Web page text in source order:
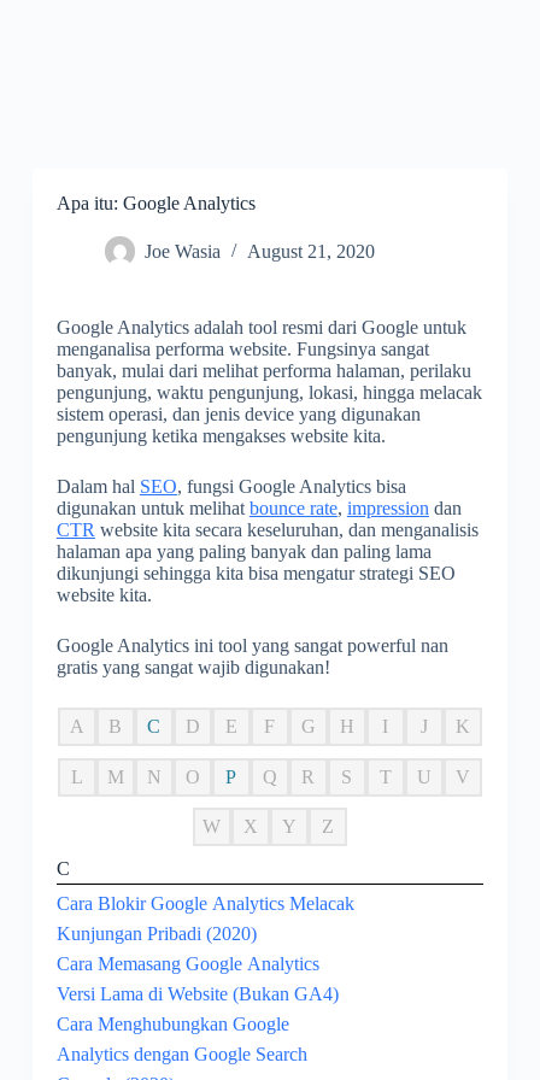
Apa itu: Google Analytics
Joe Wasia August 21, 2020
Google Analytics adalah tool resmi dari Google untuk
menganalisa performa website. Fungsinya sangat
banyak, mulai dari melihat performa halaman, perilaku
pengunjung, waktu pengunjung, lokasi, hingga melacak
sistem operasi, dan jenis device yang digunakan
pengunjung ketika mengakses website kita.
Dalam hal SEO, fungsi Google Analytics bisa
digunakan untuk melihat bounce rate, impression dan
CTR website kita secara keseluruhan, dan menganalisis
halaman apa yang paling banyak dan paling lama
dikunjungi sehingga kita bisa mengatur strategi SEO
website kita.
Google Analytics ini tool yang sangat powerful nan
gratis yang sangat wajib digunakan!
A B C D E F G H I J K
L M N O P Q R S T U V
W X Y Z
C
Cara Blokir Google Analytics Melacak
Kunjungan Pribadi (2020)
Cara Memasang Google Analytics
Versi Lama di Website (Bukan GA4)
Cara Menghubungkan Google
Analytics dengan Google Search